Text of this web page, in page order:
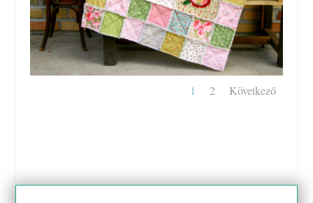
1 2 Következő